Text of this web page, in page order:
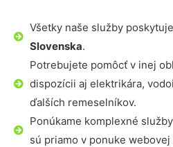
Všetky naše služby
Slovenska.
Potrebujete pomôcť v inej
dispozícii aj elektrikára,
ďalších remeselníkov.
Ponúkame komplexné
sú priamo v ponuke webovej